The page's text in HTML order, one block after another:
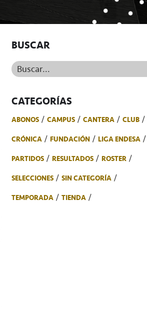
BUSCAR
Buscar...
CATEGORÍAS
ABONOS CAMPUS CANTERA
CLUB
CRÓNICA
FUNDACIÓN
LIGA ENDESA
PARTIDOS
RESULTADOS
ROSTER
SELECCIONES
SIN CATEGORÍA
TEMPORADA
TIENDA